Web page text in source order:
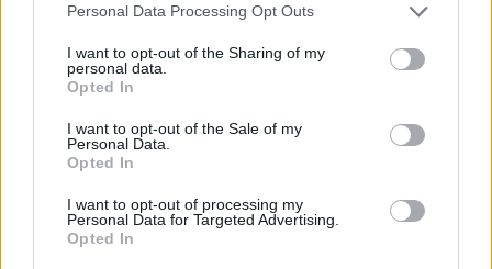
Personal Data Processing Opt Outs
I want to opt-out of the Sharing of my
personal data.
Opted In
I want to opt-out of the Sale of my
Personal Data.
Opted In
I want to opt-out of processing my
Personal Data for Targeted Advertising.
Opted In
S E A
S
A S
A
I S
S E N
BUSCAR MÁS